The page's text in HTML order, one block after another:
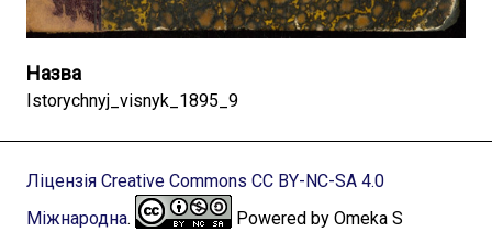
Назва
Istorychnyj_visnyk_1895_9
Ліцензія Creative Commons CC BY-NC-SA 4.0
Міжнародна. Powered by Omeka S